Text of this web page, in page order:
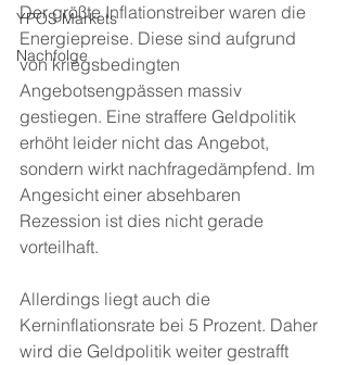
YPOS Markets
Nachfolge
Der größte Inflationstreiber waren die
Energiepreise. Diese sind aufgrund
von kriegsbedingten
Angebotsengpässen massiv
gestiegen. Eine straffere Geldpolitik
erhöht leider nicht das Angebot,
sondern wirkt nachfragedämpfend. Im
Angesicht einer absehbaren
Rezession ist dies nicht gerade
vorteilhaft.
Allerdings liegt auch die
Kerninflationsrate bei 5 Prozent. Daher
wird die Geldpolitik weiter gestrafft